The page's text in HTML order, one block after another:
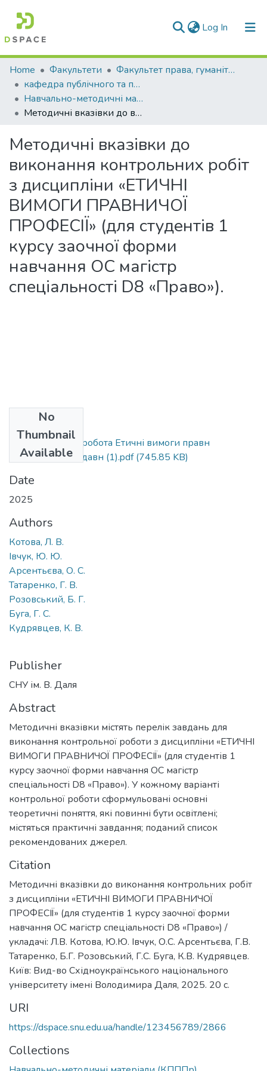
Log In (current)
Communities & Collections
All of DSpace
Statistics
Home Факультети
Факультет права, гуманітарних і соціальних наук
кафедра публічного та приватного права
Навчально-методичні матеріали (КПППр)
Методичні вказівки до виконання контрольних робіт з дисципліни «ЕТИЧНІ ВИМОГИ ПРАВНИЧОЇ ПРОФЕСІЇ» (для студентів 1 курсу заочної форми навчання ОС магістр спеціальності D8 «Право»).
Методичні вказівки до
виконання контрольних робіт
з дисципліни «ЕТИЧНІ
ВИМОГИ ПРАВНИЧОЇ
ПРОФЕСІЇ» (для студентів 1
курсу заочної форми
навчання ОС магістр
спеціальності D8 «Право»).
No
Thumbnail
Available
МВ контрольна робота Етичні вимоги правн
проф_ОК_до видавн (1).pdf(745.85 KB)
Date
2025
Authors
Котова, Л. В.
Івчук, Ю. Ю.
Арсентьєва, О. С.
Татаренко, Г. В.
Розовський, Б. Г.
Буга, Г. С.
Кудрявцев, К. В.
Publisher
СНУ ім. В. Даля
Abstract
Методичні вказівки містять перелік завдань для
виконання контрольної роботи з дисципліни «ЕТИЧНІ
ВИМОГИ ПРАВНИЧОЇ ПРОФЕСІЇ» (для студентів 1
курсу заочної форми навчання ОС магістр
спеціальності D8 «Право»). У кожному варіанті
контрольної роботи сформульовані основні
теоретичні поняття, які повинні бути освітлені;
містяться практичні завдання; поданий список
рекомендованих джерел.
Citation
Методичні вказівки до виконання контрольних робіт
з дисципліни «ЕТИЧНІ ВИМОГИ ПРАВНИЧОЇ
ПРОФЕСІЇ» (для студентів 1 курсу заочної форми
навчання ОС магістр спеціальності D8 «Право») /
укладачі: Л.В. Котова, Ю.Ю. Івчук, О.С. Арсентьєва, Г.В.
Татаренко, Б.Г. Розовський, Г.С. Буга, К.В. Кудрявцев.
Київ: Вид-во Східноукраїнського національного
університету імені Володимира Даля, 2025. 20 с.
URI
https://dspace.snu.edu.ua/handle/123456789/2866
Collections